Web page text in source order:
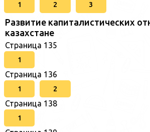
1 2 3
Развитие капиталистических
казахстане
Страница 135
1
Страница 136
1 2
Страница 138
1